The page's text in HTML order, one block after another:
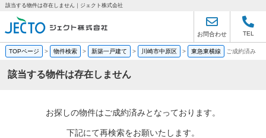
該当する物件は存在しません｜ジェクト株式会社
お問合わせ TEL
TOPページ > 物件検索 > 新築一戸建て > 川崎市中原区 > 東急東横線 ご成約済み
該当する物件は存在しません
お探しの物件はご成約済みとなっております。
下記にて再検索をお願いたします。